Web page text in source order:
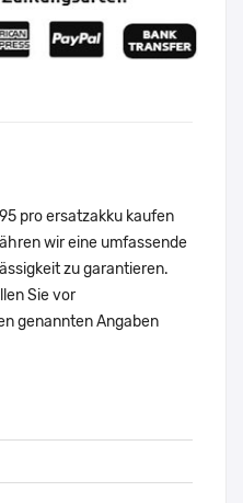
pro ersatzakku kaufen
wir eine umfassende
zu garantieren.
Sie vor
genannten Angaben